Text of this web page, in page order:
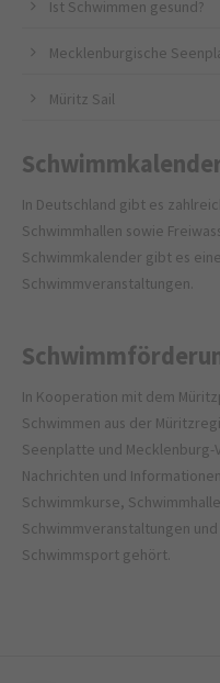
Ist Schwimmen gesund?
Mecklenburgische
Müritz Sail
In Deutschland gibt es
Schwimmhallen sowie
Schwimmkalender gibt es
Schwimmveranstaltungen.
In Kooperation mit dem
Schwimmen aus der
Seenplatte und
Nachrichten und
Schwimmkurse,
Schwimmveranstaltungen
Schwimmsport gehört.